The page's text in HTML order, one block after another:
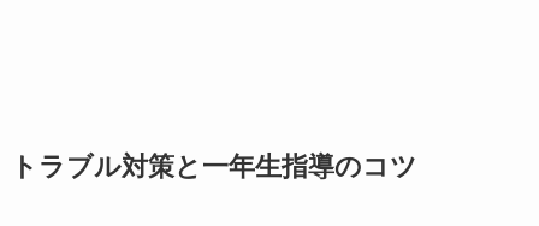
トラブル対策と一年生指導のコツ